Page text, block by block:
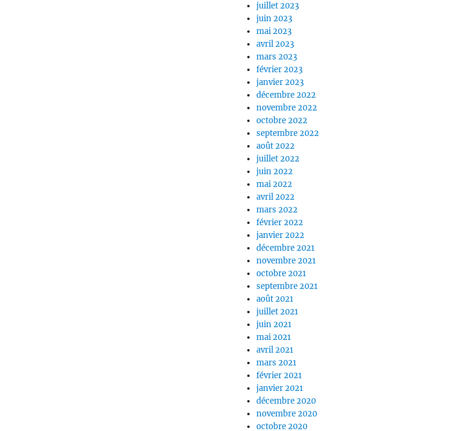
juillet 2023
juin 2023
mai 2023
avril 2023
mars 2023
février 2023
janvier 2023
décembre 2022
novembre 2022
octobre 2022
septembre 2022
août 2022
juillet 2022
juin 2022
mai 2022
avril 2022
mars 2022
février 2022
janvier 2022
décembre 2021
novembre 2021
octobre 2021
septembre 2021
août 2021
juillet 2021
juin 2021
mai 2021
avril 2021
mars 2021
février 2021
janvier 2021
décembre 2020
novembre 2020
octobre 2020